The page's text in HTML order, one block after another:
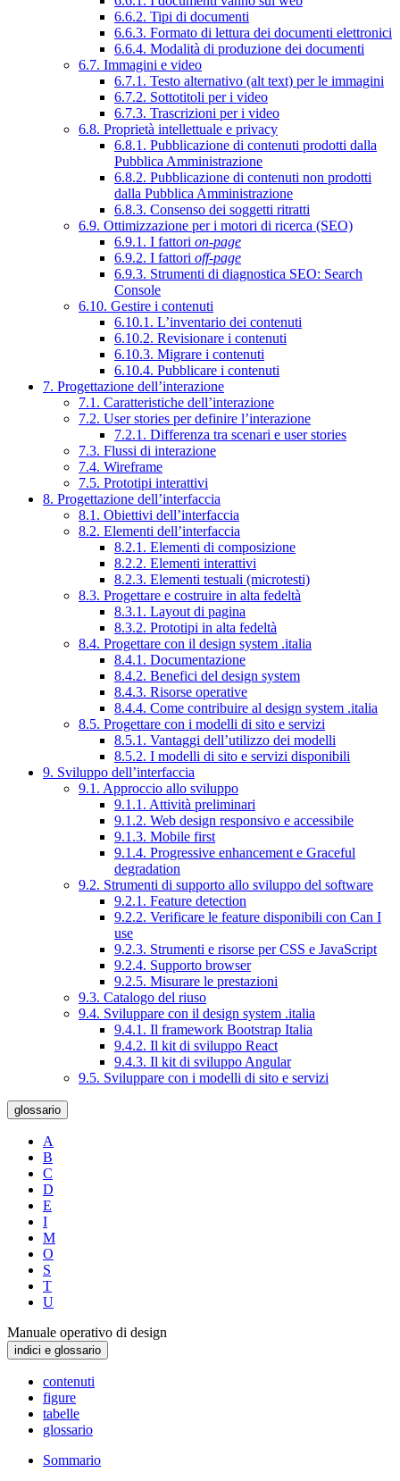
6.6.2. Tipi di documenti
6.6.3. Formato di lettura dei documenti elettronici
6.6.4. Modalità di produzione dei documenti
6.7. Immagini e video
6.7.1. Testo alternativo (alt text) per le immagini
6.7.2. Sottotitoli per i video
6.7.3. Trascrizioni per i video
6.8. Proprietà intellettuale e privacy
6.8.1. Pubblicazione di contenuti prodotti dalla
Pubblica Amministrazione
6.8.2. Pubblicazione di contenuti non prodotti
dalla Pubblica Amministrazione
6.8.3. Consenso dei soggetti ritratti
6.9. Ottimizzazione per i motori di ricerca (SEO)
6.9.1. I fattori on-page
6.9.2. I fattori off-page
6.9.3. Strumenti di diagnostica SEO: Search
Console
6.10. Gestire i contenuti
6.10.1. L’inventario dei contenuti
6.10.2. Revisionare i contenuti
6.10.3. Migrare i contenuti
6.10.4. Pubblicare i contenuti
7. Progettazione dell’interazione
7.1. Caratteristiche dell’interazione
7.2. User stories per definire l’interazione
7.2.1. Differenza tra scenari e user stories
7.3. Flussi di interazione
7.4. Wireframe
7.5. Prototipi interattivi
8. Progettazione dell’interfaccia
8.1. Obiettivi dell’interfaccia
8.2. Elementi dell’interfaccia
8.2.1. Elementi di composizione
8.2.2. Elementi interattivi
8.2.3. Elementi testuali (microtesti)
8.3. Progettare e costruire in alta fedeltà
8.3.1. Layout di pagina
8.3.2. Prototipi in alta fedeltà
8.4. Progettare con il design system .italia
8.4.1. Documentazione
8.4.2. Benefici del design system
8.4.3. Risorse operative
8.4.4. Come contribuire al design system .italia
8.5. Progettare con i modelli di sito e servizi
8.5.1. Vantaggi dell’utilizzo dei modelli
8.5.2. I modelli di sito e servizi disponibili
9. Sviluppo dell’interfaccia
9.1. Approccio allo sviluppo
9.1.1. Attività preliminari
9.1.2. Web design responsivo e accessibile
9.1.3. Mobile first
9.1.4. Progressive enhancement e Graceful
degradation
9.2. Strumenti di supporto allo sviluppo del software
9.2.1. Feature detection
9.2.2. Verificare le feature disponibili con Can I
use
9.2.3. Strumenti e risorse per CSS e JavaScript
9.2.4. Supporto browser
9.2.5. Misurare le prestazioni
9.3. Catalogo del riuso
9.4. Sviluppare con il design system .italia
9.4.1. Il framework Bootstrap Italia
9.4.2. Il kit di sviluppo React
9.4.3. Il kit di sviluppo Angular
9.5. Sviluppare con i modelli di sito e servizi
glossario
A
B
C
D
E
I
M
O
S
T
U
Manuale operativo di design
indici e glossario
contenuti
figure
tabelle
glossario
Sommario